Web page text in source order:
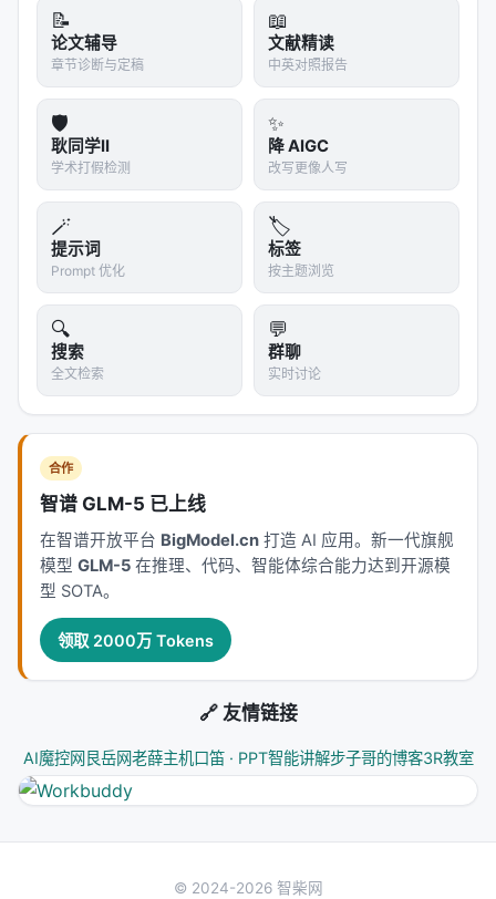
Question Answering, Jul …
Modernizing Facebook Scoped Search: Keywor
d and Embedding Hybrid Retri…
参考文献
原文：Domain-specific Question Answering
with Hybrid Search, Dec 2024, arxiv. arXiv / 出
版源见链接。
---
深度分析附录
技术脉络定位
本工作处于information_retrieval与大规模搜索/推
荐系统交叉地带。从系统视角看，它回应的是「如何
在 LLM 时代重新分配检索、排序、生成与工具调用的
职责边界」这一核心问题。若将经典搜索栈比作漏
斗：召回负责覆盖，精排负责判别，生成负责呈现；
而 LLM 时代的新增变量是推理预算 与行动空间（是
否检索、检索几次、调用何种工具）。
相关工作纵览
神经信息检索经历从 BM25 到 BERT 交叉编码器、双
LLM 代理的演进。每一代方法都在
性三角中寻找平衡。稠密检索以近似最近邻搜索实现
毫秒级召回，但对领域迁移与长尾查询敏感；交叉编
码器精度高但无法预计算文档表示；生成式方法减少
与生成式推荐（Gen-Rec），核心矛盾在于：用户行
📝
论文辅导
章节诊断与定稿
📖
文献精读
中英对照报告
🛡️
耿同学II
学术打假检测
✨
降 AIGC
改写更像人写
🪄
提示词
Prompt 优化
🏷️
标签
按主题浏览
🔍
搜索
全文检索
💬
群聊
实时讨论
合作
智谱 GLM-5 已上线
在智谱开放平台 BigModel.cn 打造 AI 应用。新一代旗舰
模型 GLM-5 在推理、代码、智能体综合能力达到开源模
型 SOTA。
领取 2000万 Tokens
🔗 友情链接
AI魔控网 艮岳网老薛主机口笛 · PPT智能讲解步子哥的博客3R教室
© 2024-2026 智柴网